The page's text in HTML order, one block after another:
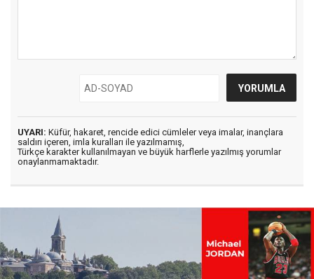
UYARI: Küfür, hakaret, rencide edici cümleler veya imalar, inançlara
saldırı içeren, imla kuralları ile yazılmamış,
Türkçe karakter kullanılmayan ve büyük harflerle yazılmış yorumlar
onaylanmamaktadır.